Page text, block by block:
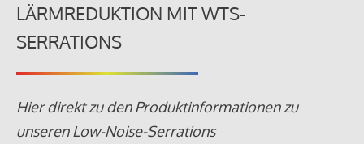
LÄRMREDUKTION MIT WTS-
SERRATIONS
Hier direkt zu den Produktinformationen zu
unseren Low-Noise-Serrations